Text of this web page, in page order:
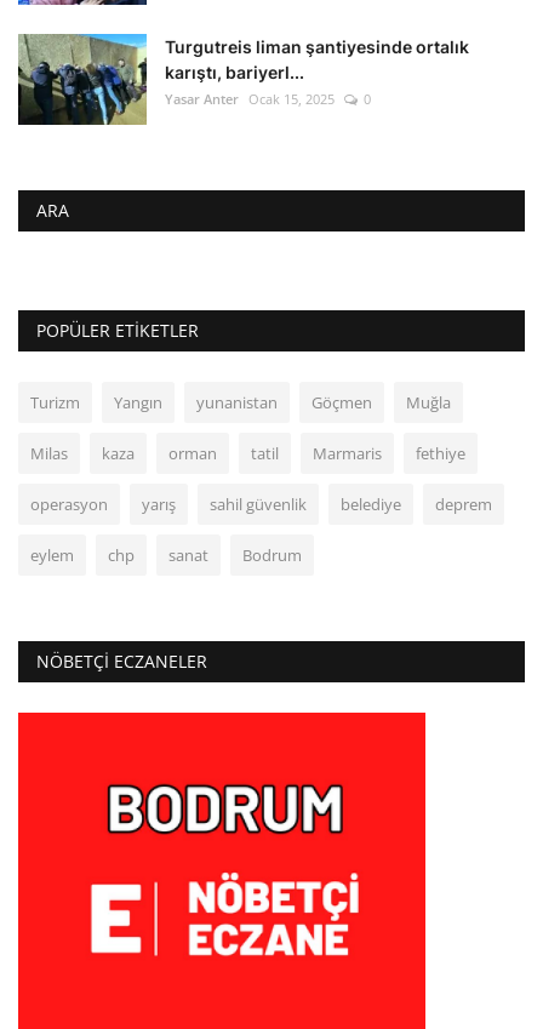
Turgutreis liman şantiyesinde ortalık
karıştı, bariyerl...
Yasar Anter Ocak 15, 2025 0
ARA
POPÜLER ETIKETLER
Turizm Yangın yunanistan Göçmen Muğla
Milas kaza orman tatil Marmaris fethiye
operasyon yarış sahil güvenlik belediye deprem
eylem chp sanat Bodrum
NÖBETÇI ECZANELER